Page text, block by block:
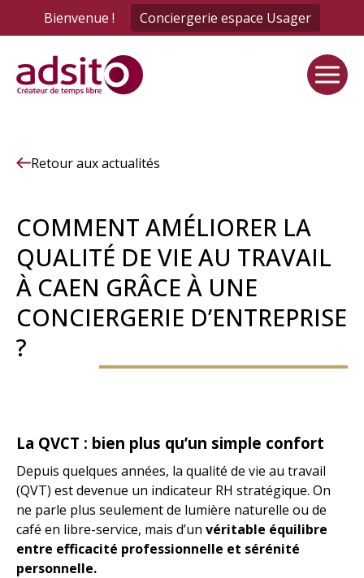
Panneau de gestion des cookies
Bienvenue ! Conciergerie espace Usager
Retour aux actualités
COMMENT AMÉLIORER LA
QUALITÉ DE VIE AU TRAVAIL
À CAEN GRÂCE À UNE
CONCIERGERIE D’ENTREPRISE
?
La QVCT : bien plus qu’un simple confort
Depuis quelques années, la qualité de vie au travail
(QVT) est devenue un indicateur RH stratégique. On
ne parle plus seulement de lumière naturelle ou de
café en libre-service, mais d’un véritable équilibre
entre efficacité professionnelle et sérénité
personnelle.